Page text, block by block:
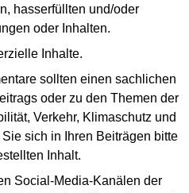
hasserfüllten und/oder
oder Inhalten.
Inhalte.
sollten einen sachlichen
oder zu den Themen der
Verkehr, Klimaschutz und
sich in Ihren Beiträgen bitte
Inhalt.
Social-Media-Kanälen der